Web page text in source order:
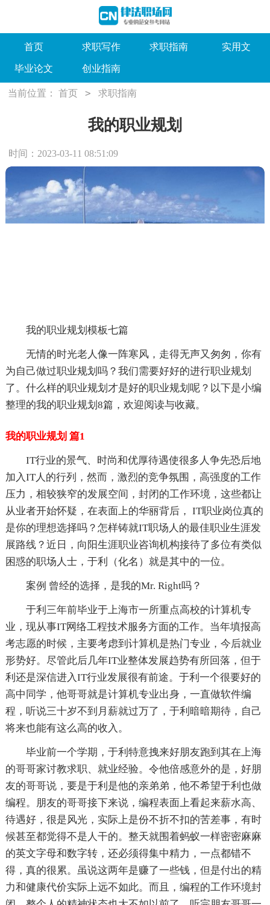
首页 求职写作 求职指南 实用文
毕业论文 创业指南
当前位置： 首页 > 求职指南
我的职业规划
时间：2023-03-11 08:51:09
我的职业规划模板七篇
无情的时光老人像一阵寒风，走得无声又匆匆，你有
为自己做过职业规划吗？我们需要好好的进行职业规划
了。什么样的职业规划才是好的职业规划呢？以下是小编
整理的我的职业规划8篇，欢迎阅读与收藏。
我的职业规划 篇1
IT行业的景气、时尚和优厚待遇使很多人争先恐后地
加入IT人的行列，然而，激烈的竞争氛围，高强度的工作
压力，相较狭窄的发展空间，封闭的工作环境，这些都让
从业者开始怀疑，在表面上的华丽背后， IT职业岗位真的
是你的理想选择吗？怎样铸就IT职场人的最佳职业生涯发
展路线？近日，向阳生涯职业咨询机构接待了多位有类似
困惑的职场人士，于利（化名）就是其中的一位。
案例 曾经的选择，是我的Mr. Right吗？
于利三年前毕业于上海市一所重点高校的计算机专
业，现从事IT网络工程技术服务方面的工作。当年填报高
考志愿的时候，主要考虑到计算机是热门专业，今后就业
形势好。尽管此后几年IT业整体发展趋势有所回落，但于
利还是深信进入IT行业发展很有前途。于利一个很要好的
高中同学，他哥哥就是计算机专业出身，一直做软件编
程，听说三十岁不到月薪就过万了，于利暗暗期待，自己
将来也能有这么高的收入。
毕业前一个学期，于利特意拽来好朋友跑到其在上海
的哥哥家讨教求职、就业经验。令他倍感意外的是，好朋
友的哥哥说，要是于利是他的亲弟弟，他不希望于利也做
编程。朋友的哥哥接下来说，编程表面上看起来薪水高、
待遇好，很是风光，实际上是份不折不扣的苦差事，有时
候甚至都觉得不是人干的。整天就围着蚂蚁一样密密麻麻
的英文字母和数字转，还必须得集中精力，一点都错不
得，真的很累。虽说这两年是赚了一些钱，但是付出的精
力和健康代价实际上远不如此。而且，编程的工作环境封